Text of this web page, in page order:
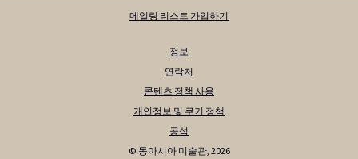
메일링 리스트 가입하기
정보
연락처
콘텐츠 정책 사용
개인정보 및 쿠키 정책
공석
© 동아시아 미술관, 2026